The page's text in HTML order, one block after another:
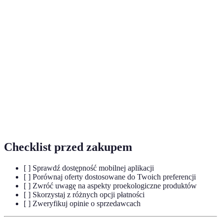
Checklist przed zakupem
[ ] Sprawdź dostępność mobilnej aplikacji
[ ] Porównaj oferty dostosowane do Twoich preferencji
[ ] Zwróć uwagę na aspekty proekologiczne produktów
[ ] Skorzystaj z różnych opcji płatności
[ ] Zweryfikuj opinie o sprzedawcach